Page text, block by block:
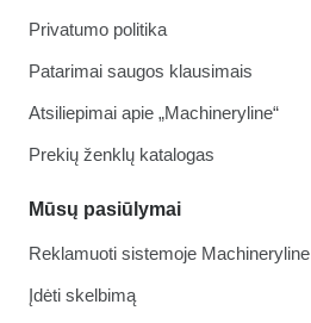
Privatumo politika
Patarimai saugos klausimais
Atsiliepimai apie „Machineryline“
Prekių ženklų katalogas
Mūsų pasiūlymai
Reklamuoti sistemoje Machineryline
Įdėti skelbimą